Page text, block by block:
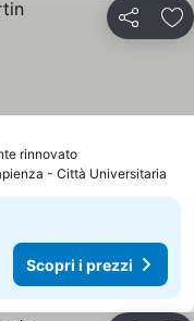
Condividi
rinnovato
- Città Universitaria
Scopri i prezzi